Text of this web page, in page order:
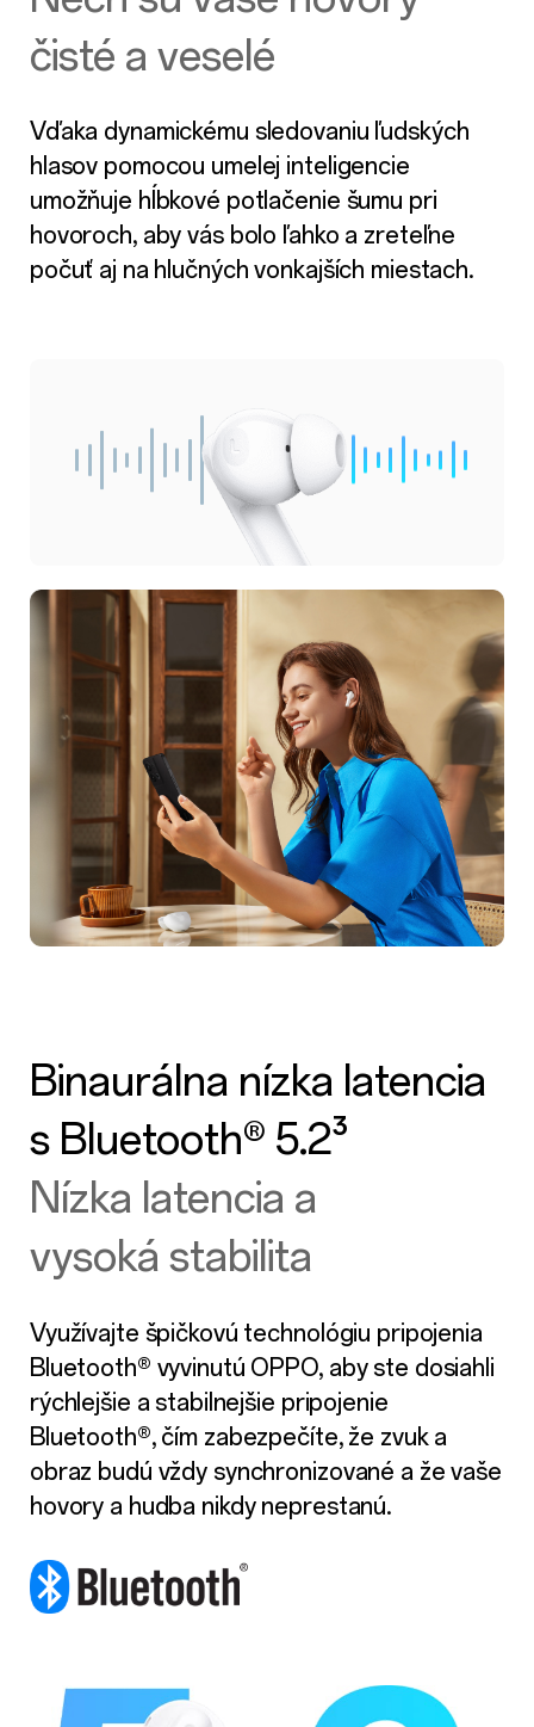
čisté a veselé
Vďaka dynamickému sledovaniu ľudských
hlasov pomocou umelej inteligencie
umožňuje hĺbkové potlačenie šumu pri
hovoroch, aby vás bolo ľahko a zreteľne
počuť aj na hlučných vonkajších miestach.
Binaurálna nízka latencia
s Bluetooth® 5.2³
Nízka latencia a
vysoká stabilita
Využívajte špičkovú technológiu pripojenia
Bluetooth® vyvinutú OPPO, aby ste dosiahli
rýchlejšie a stabilnejšie pripojenie
Bluetooth®, čím zabezpečíte, že zvuk a
obraz budú vždy synchronizované a že vaše
hovory a hudba nikdy neprestanú.